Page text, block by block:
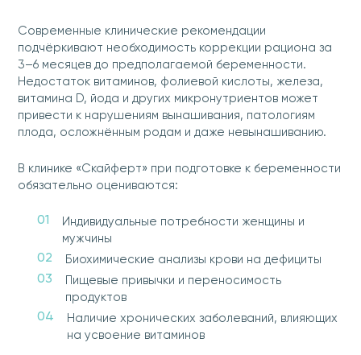
Современные клинические рекомендации
подчёркивают необходимость коррекции рациона за
3–6 месяцев до предполагаемой беременности.
Недостаток витаминов, фолиевой кислоты, железа,
витамина D, йода и других микронутриентов может
привести к нарушениям вынашивания, патологиям
плода, осложнённым родам и даже невынашиванию.
В клинике «Скайферт» при подготовке к беременности
обязательно оцениваются:
Индивидуальные потребности женщины и
мужчины
Биохимические анализы крови на дефициты
Пищевые привычки и переносимость
продуктов
Наличие хронических заболеваний, влияющих
на усвоение витаминов